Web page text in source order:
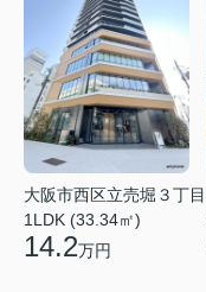
大阪市西区立売堀３丁目
1LDK (33.34㎡)
14.2万円